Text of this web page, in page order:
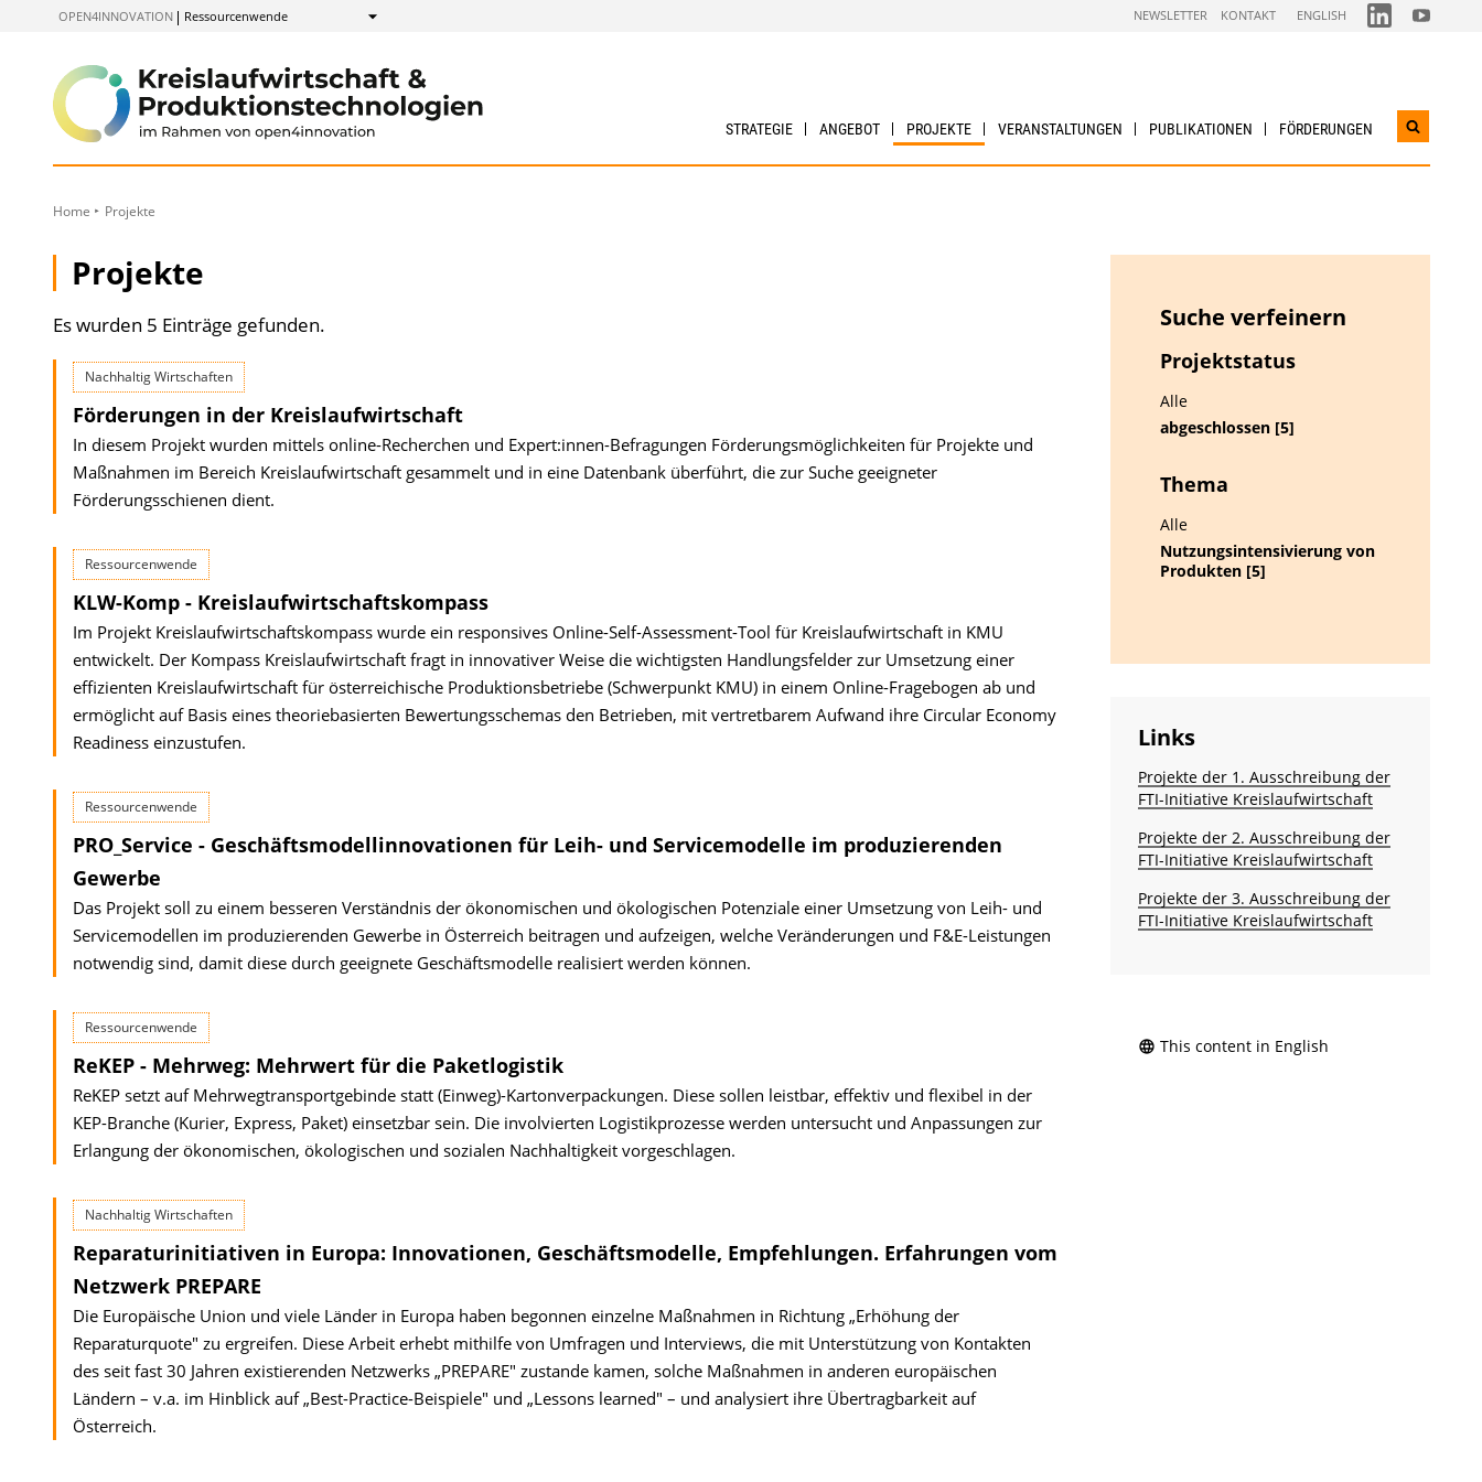
OPEN4INNOVATION Ressourcenwende
Anzeigen
NEWSLETTER KONTAKT ENGLISH FOLGEN
SIE
FOLGEN
SIE
STRATEGIE ANGEBOT PROJEKTE VERANSTALTUNGEN PUBLIKATIONEN FÖRDERUNGEN
Home Projekte
Projekte
Es wurden 5 Einträge gefunden.
Nachhaltig Wirtschaften
Förderungen in der Kreislaufwirtschaft
In diesem Projekt wurden mittels online-Recherchen und Expert:innen-Befragungen Förderungsmöglichkeiten für Projekte und
Maßnahmen im Bereich Kreislaufwirtschaft gesammelt und in eine Datenbank überführt, die zur Suche geeigneter
Förderungsschienen dient.
Ressourcenwende
KLW-Komp - Kreislaufwirtschaftskompass
Im Projekt Kreislaufwirtschaftskompass wurde ein responsives Online-Self-Assessment-Tool für Kreislaufwirtschaft in KMU
entwickelt. Der Kompass Kreislaufwirtschaft fragt in innovativer Weise die wichtigsten Handlungsfelder zur Umsetzung einer
effizienten Kreislaufwirtschaft für österreichische Produktionsbetriebe (Schwerpunkt KMU) in einem Online-Fragebogen ab und
ermöglicht auf Basis eines theoriebasierten Bewertungsschemas den Betrieben, mit vertretbarem Aufwand ihre Circular Economy
Readiness einzustufen.
Ressourcenwende
PRO_Service - Geschäftsmodellinnovationen für Leih- und Servicemodelle im produzierenden
Gewerbe
Das Projekt soll zu einem besseren Verständnis der ökonomischen und ökologischen Potenziale einer Umsetzung von Leih- und
Servicemodellen im produzierenden Gewerbe in Österreich beitragen und aufzeigen, welche Veränderungen und F&E-Leistungen
notwendig sind, damit diese durch geeignete Geschäftsmodelle realisiert werden können.
Ressourcenwende
ReKEP - Mehrweg: Mehrwert für die Paketlogistik
ReKEP setzt auf Mehrwegtransportgebinde statt (Einweg)-Kartonverpackungen. Diese sollen leistbar, effektiv und flexibel in der
KEP-Branche (Kurier, Express, Paket) einsetzbar sein. Die involvierten Logistikprozesse werden untersucht und Anpassungen zur
Erlangung der ökonomischen, ökologischen und sozialen Nachhaltigkeit vorgeschlagen.
Nachhaltig Wirtschaften
Reparaturinitiativen in Europa: Innovationen, Geschäftsmodelle, Empfehlungen. Erfahrungen vom
Netzwerk PREPARE
Die Europäische Union und viele Länder in Europa haben begonnen einzelne Maßnahmen in Richtung „Erhöhung der
Reparaturquote" zu ergreifen. Diese Arbeit erhebt mithilfe von Umfragen und Interviews, die mit Unterstützung von Kontakten
des seit fast 30 Jahren existierenden Netzwerks „PREPARE" zustande kamen, solche Maßnahmen in anderen europäischen
Ländern – v.a. im Hinblick auf „Best-Practice-Beispiele" und „Lessons learned" – und analysiert ihre Übertragbarkeit auf
Österreich.
Suche verfeinern
Projektstatus
Alle
abgeschlossen [5]
Thema
Alle
Nutzungsintensivierung von
Produkten [5]
Links
Projekte der 1. Ausschreibung der
FTI-Initiative Kreislaufwirtschaft
Projekte der 2. Ausschreibung der
FTI-Initiative Kreislaufwirtschaft
Projekte der 3. Ausschreibung der
FTI-Initiative Kreislaufwirtschaft
This content in English